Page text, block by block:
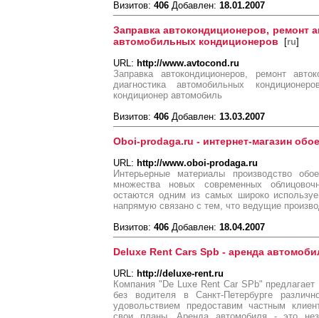
Визитов: 406 Добавлен: 18.01.2007
Заправка автокондиционеров, ремонт
автомобильных кондиционеров [ru]
URL: http://www.avtocond.ru
Заправка автокондиционеров, ремонт
диагностика автомобильных
кондиционер автомобиль
Визитов: 406 Добавлен: 13.03.2007
Oboi-prodaga.ru - интернет-магазин
URL: http://www.oboi-prodaga.ru
Интерьерные материалы производство
множества новых современных
остаются одним из самых широко
напрямую связано с тем, что ведущие
Визитов: 406 Добавлен: 18.04.2007
Deluxe Rent Cars Spb - аренда
URL: http://deluxe-rent.ru
Компания "De Luxe Rent Car SPb"
без водителя в Санкт-Петербурге
удовольствием предоставим частным